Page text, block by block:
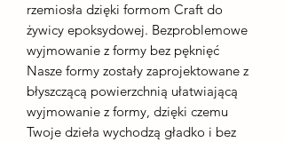
rzemiosła dzięki formom Craft do
żywicy epoksydowej. Bezproblemowe
wyjmowanie z formy bez pęknięć
Nasze formy zostały zaprojektowane z
błyszczącą powierzchnią ułatwiającą
wyjmowanie z formy, dzięki czemu
Twoje dzieła wychodzą gładko i bez